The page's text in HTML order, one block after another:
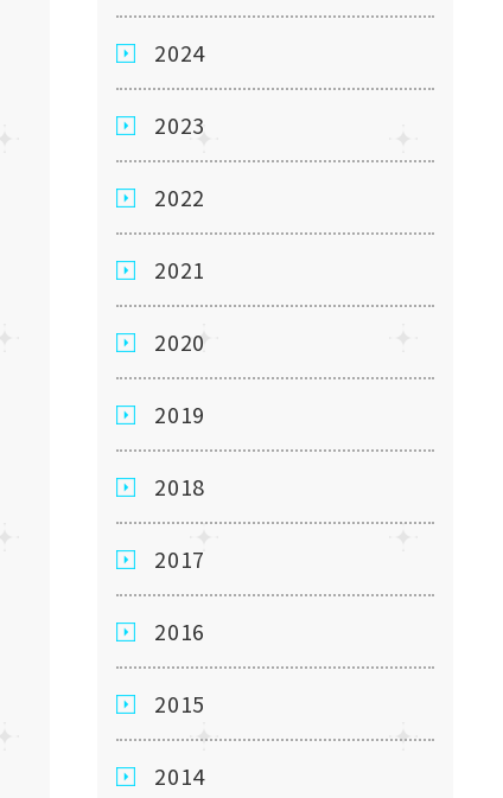
2024
2023
2022
2021
2020
2019
2018
2017
2016
2015
2014